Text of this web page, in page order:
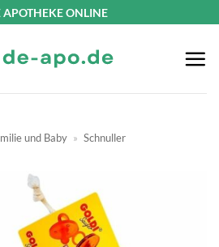
APOTHEKE ONLINE
und Baby » Schnuller